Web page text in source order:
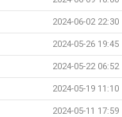
2024-06-02 22:30
2024-05-26 19:45
2024-05-22 06:52
2024-05-19 11:10
2024-05-11 17:59